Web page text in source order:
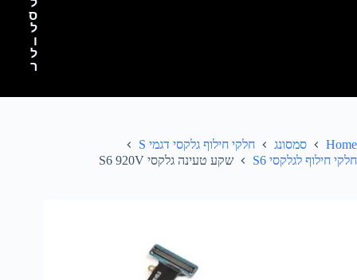
ס
ל
ו
ל
ר
Home סמסונג
חלקי חילוף גלקסי דגמי S
חלקי חילוף לגלקסי S6
שקע טעינה גלקסי S6 920V